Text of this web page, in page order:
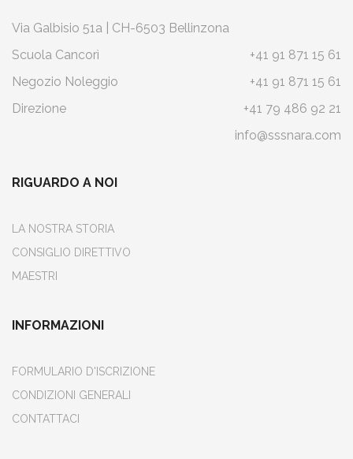
Via Galbisio 51a | CH-6503 Bellinzona
Scuola Cancorì
+41 91 871 15 61
Negozio Noleggio
+41 91 871 15 61
Direzione
+41 79 486 92 21
info@sssnara.com
RIGUARDO A NOI
LA NOSTRA STORIA
CONSIGLIO DIRETTIVO
MAESTRI
INFORMAZIONI
FORMULARIO D'ISCRIZIONE
CONDIZIONI GENERALI
CONTATTACI